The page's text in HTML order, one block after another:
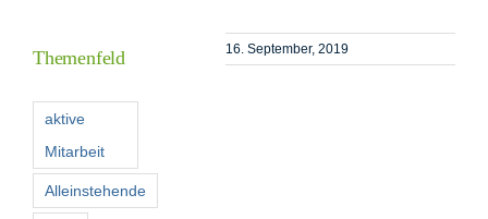
16. September, 2019
Themenfeld
aktive
Mitarbeit
Alleinstehende